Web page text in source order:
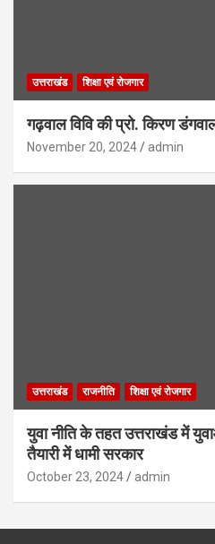
उत्तराखंड शिक्षा एवं रोजगार
गढ़वाल विवि की प्रो. किरण
November 20, 2024 admin
उत्तराखंड राजनीति शिक्षा एवं रोजगार
युवा नीति के तहत उत्तराखंड में
तैयारी में धामी सरकार
October 23, 2024 admin